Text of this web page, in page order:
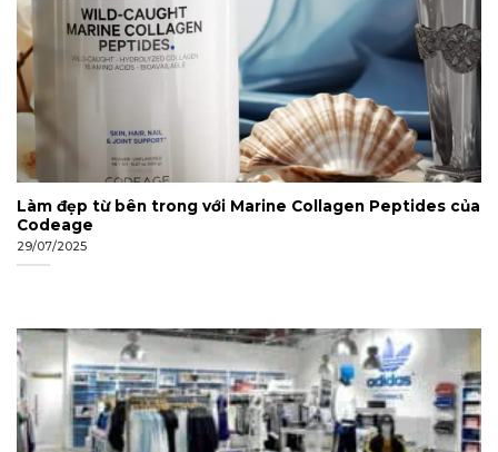
Làm đẹp từ bên trong với Marine Collagen Peptides của
Codeage
29/07/2025